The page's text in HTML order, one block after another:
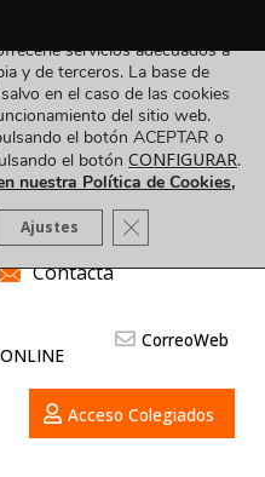
Contacta
CorreoWeb
Acceso Colegiados
para fines analíticos,
servicios adecuados a
y de terceros. La base de
en el caso de las cookies
del sitio web.
el botón ACEPTAR o
el botón CONFIGURAR.
nuestra Política de Cookies,
Ajustes Cerrar el banner